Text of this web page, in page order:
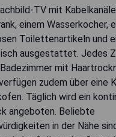
TV mit
einem Wasserkocher,
Toilettenartikeln und
ausgestattet. Jedes
mit
zudem über eine
Täglich wird ein
angeboten. Beliebte
in der Nähe